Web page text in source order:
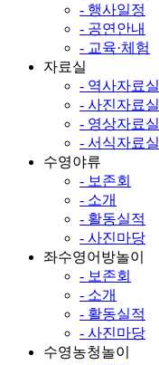
- 행사일정
- 공연안내
- 교육·체험
자료실
- 역사자료실
- 사진자료실
- 영상자료실
- 서식자료실
수영야류
- 보존회
- 소개
- 활동실적
- 사진마당
좌수영어방놀이
- 보존회
- 소개
- 활동실적
- 사진마당
수영농청놀이